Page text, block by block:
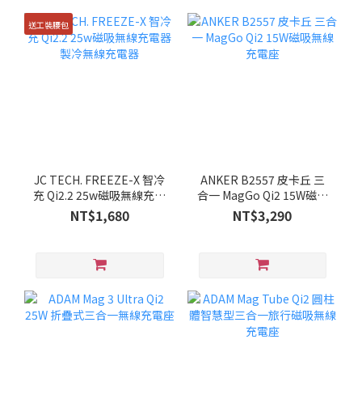
送工裝腰包
JC TECH. FREEZE-X 智冷
充 Qi2.2 25w磁吸無線充電
器 製冷無線充電器
NT$1,680
ANKER B2557 皮卡丘 三
合一 MagGo Qi2 15W磁吸
無線充電座
NT$3,290